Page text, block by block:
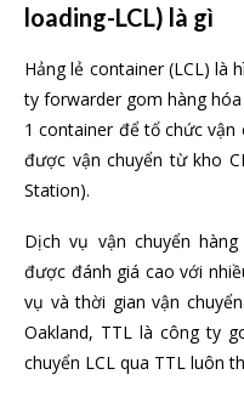
loading-LCL) là gì
Hảng lẻ container (LCL) là
ty forwarder gom hàng
1 container để tổ chức
được vận chuyển từ kho
Station).
Dịch vụ vận chuyển
được đánh giá cao với
vụ và thời gian vận
Oakland, TTL là công ty
chuyển LCL qua TTL luôn